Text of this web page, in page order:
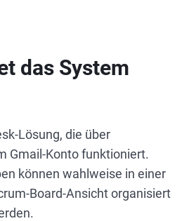
das System
Lösung, die über
Gmail-Konto funktioniert.
können wahlweise in einer
Board-Ansicht organisiert